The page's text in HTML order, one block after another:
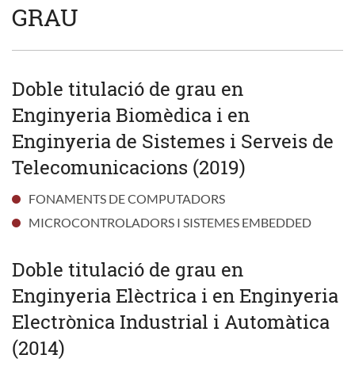
GRAU
Doble titulació de grau en
Enginyeria Biomèdica i en
Enginyeria de Sistemes i Serveis de
Telecomunicacions (2019)
FONAMENTS DE COMPUTADORS
MICROCONTROLADORS I SISTEMES EMBEDDED
Doble titulació de grau en
Enginyeria Elèctrica i en Enginyeria
Electrònica Industrial i Automàtica
(2014)